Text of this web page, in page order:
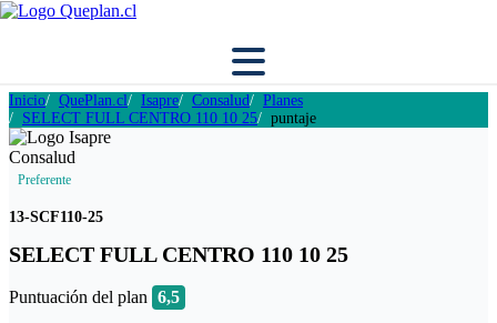
Inicio QuePlan.cl Isapre Consalud
Planes
SELECT FULL CENTRO 110 10 25
puntaje
Preferente
13-SCF110-25
SELECT FULL CENTRO 110 10 25
Puntuación del plan 6,5